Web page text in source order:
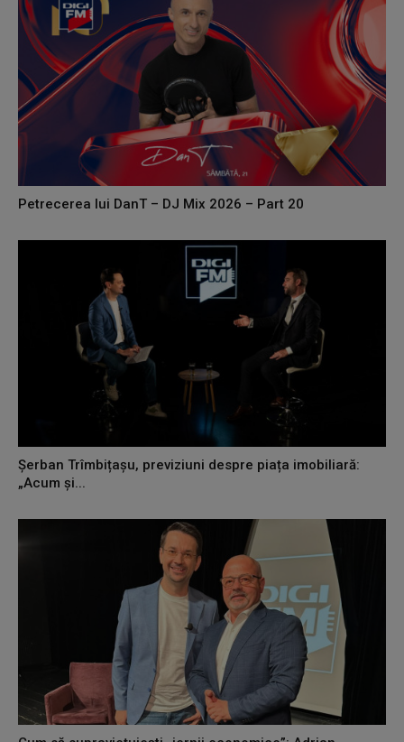
Petrecerea lui DanT – DJ Mix 2026 – Part 20
Șerban Trîmbițașu, previziuni despre piața imobiliară:
„Acum și...